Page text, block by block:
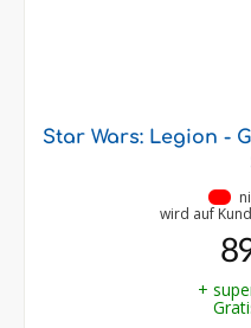
Star Wars: Legion -
wird auf
+